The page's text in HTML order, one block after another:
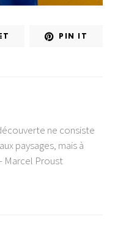
PIN IT
ne consiste
paysages, mais à
Marcel Proust